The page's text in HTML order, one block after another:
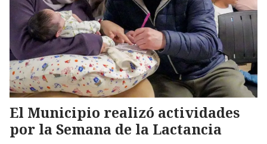
El Municipio realizó actividades
por la Semana de la Lactancia